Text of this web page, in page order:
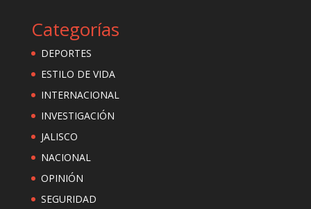
Categorías
DEPORTES
ESTILO DE VIDA
INTERNACIONAL
INVESTIGACIÓN
JALISCO
NACIONAL
OPINIÓN
SEGURIDAD